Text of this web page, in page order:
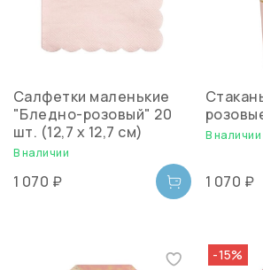
Салфетки маленькие
"Бледно-розовый" 20
шт. (12,7 х 12,7 см)
В наличии
1 070 ₽
В наличии
1 070 ₽
-15%